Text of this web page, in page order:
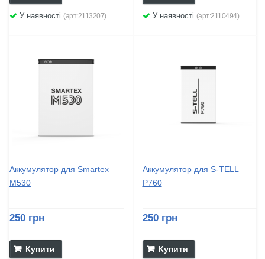
У наявності (арт:2113207) У наявності (арт:2110494)
Аккумулятор для Smartex
M530
250 грн
Купити
Аккумулятор для S-TELL
P760
250 грн
Купити